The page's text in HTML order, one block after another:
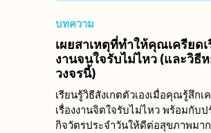
บทความ
เผยสาเหตุที่ทำให้คุณเครียดเ
งานจนใจรับไม่ไหว (และวิธี
วงจรนี้)
เรียนรู้วิธีสังเกตตัวเองเมื่อคุณรู้สึกเ
เรื่องงานจิตใจรับไม่ไหว พร้อมกับป
กิจวัตรประจำวันให้ดีต่อสุขภาพมา